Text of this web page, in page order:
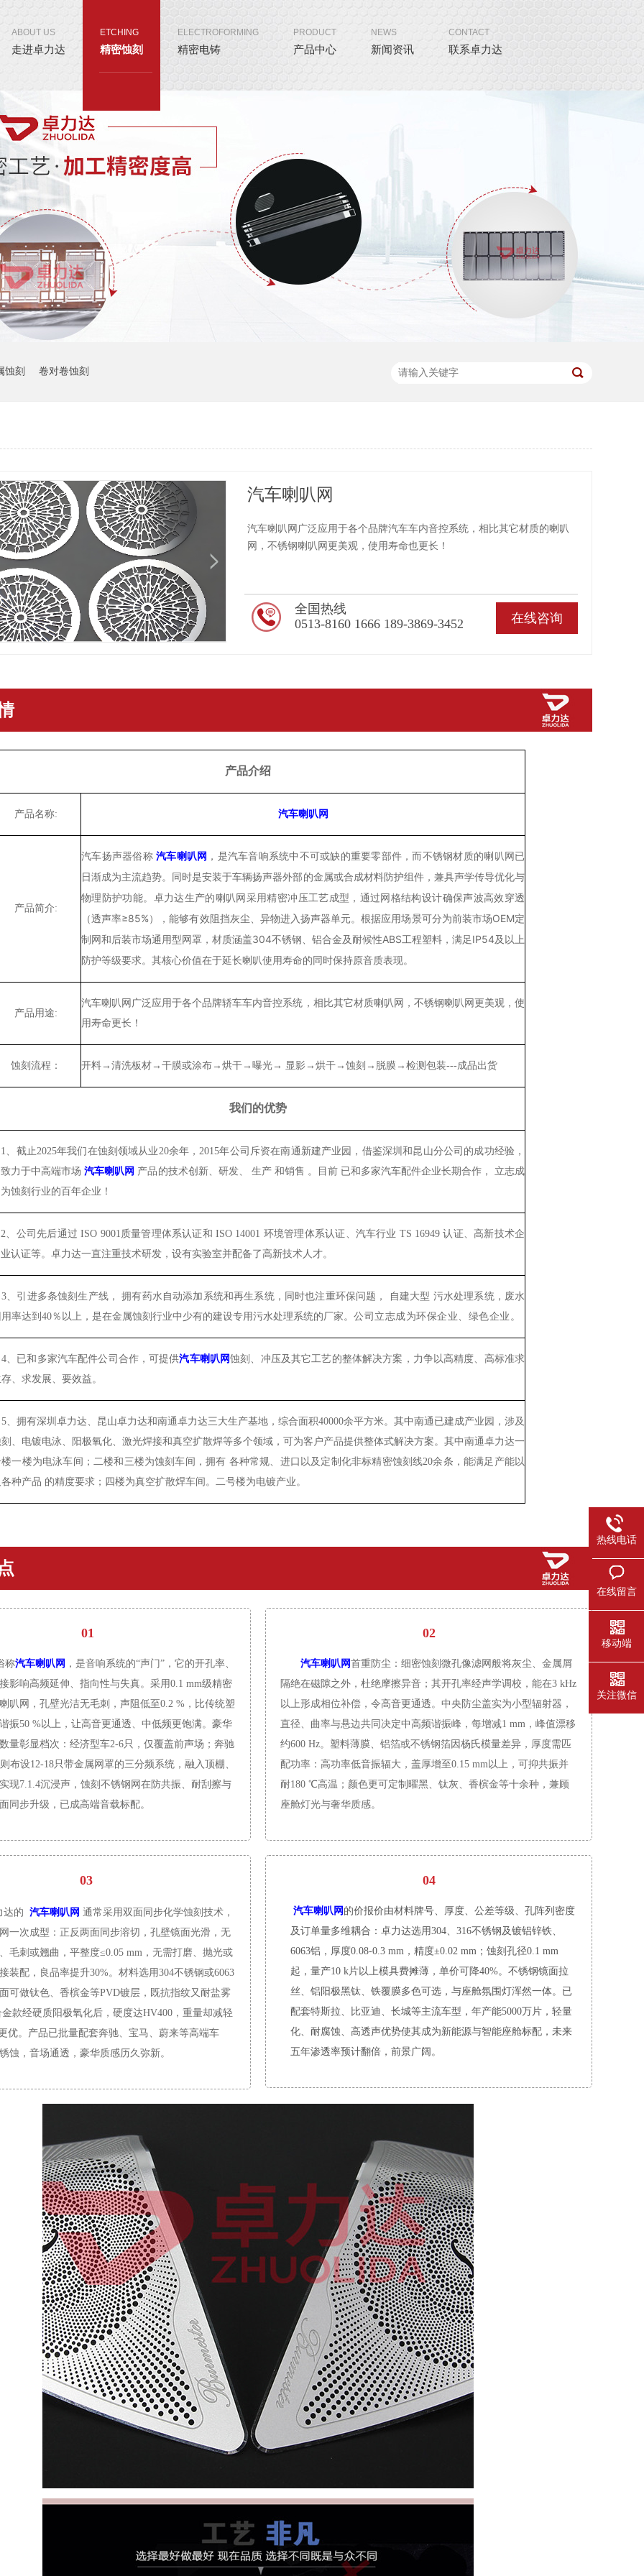
ABOUT US
走进卓力达
ETCHING
精密蚀刻
ELECTROFORMING
精密电铸
PRODUCT
产品中心
NEWS
新闻资讯
CONTACT
联系卓力达
蚀刻 卷对卷蚀刻
3/3
汽车喇叭网
汽车喇叭网广泛应用于各个品牌汽车车内音控系统，相比其它材质的喇叭
网，不锈钢喇叭网更美观，使用寿命也更长！
在线咨询
全国热线
0513-8160 1666 189-3869-3452
产品介绍
产品名称: 汽车喇叭网
产品简介:
汽车扬声器俗称 汽车喇叭网 ，是汽车音响系统中不可或缺的重要零部件，而不锈钢材质的喇叭网已
日渐成为主流趋势。 同时是安装于车辆扬声器外部的金属或合成材料防护组件，兼具声学传导优化与
物理防护功能。卓力达生产的喇叭网采用精密冲压工艺成型，通过网格结构设计确保声波高效穿透
（透声率≥85%），能够有效阻挡灰尘、异物进入扬声器单元。根据应用场景可分为前装市场OEM定
制网和后装市场通用型网罩，材质涵盖304不锈钢、铝合金及耐候性ABS工程塑料，满足IP54及以上
防护等级要求。其核心价值在于延长喇叭使用寿命的同时保持原音质表现。
产品用途:
汽车喇叭网广泛应用于各个品牌轿车车内音控系统， 相比其它材质喇叭网，不锈钢喇叭网更美观，使
用寿命更长！
蚀刻流程： 开料→清洗板材→干膜或涂布→烘干→曝光→ 显影→烘干→蚀刻→脱膜→检测包装---成品出货
我们的优势
1、 截止2025年我们在蚀刻领域从业20余年，2015年公司斥资在南通新建产业园，借鉴深圳和昆山分公司的成功经验，
致力于中高端市场 汽车喇叭网 产品的技术创新、研发、 生产 和销售 。目前 已和多家汽车配件企业长期合作，
立志成
为蚀刻行业的百年企业！
2、 公司先后通过 ISO 9001质量管理体系认证和 ISO 14001 环境管理体系认证、汽车行业 TS 16949 认证、高新技术企
业认证等。卓力达一直注重技术研发，设有实验室并配备了高新技术人才。
3、 引进多条蚀刻生产线， 拥有药水自动添加系统和再生系统，同时也注重环保问题， 自建大型 污水处理系统，废水
率达到40％以上，是在金属蚀刻行业中少有的建设专用污水处理系统的厂家。 公司立志成为环保企业、绿色企业。
4、已和多家汽车配件公司合作，可提供汽车喇叭网蚀刻、冲压及其它工艺的整体解决方案， 力争以高精度、高标准求
、求发展、要效益。
5、 拥有深圳卓力达、昆山卓力达和南通卓力达三大生产基地，综合面积40000余平方米。其中南通已建成产业园，涉及
、电镀电泳、阳极氧化、激光焊接和真空扩散焊等多个领域，可为客户产品提供整体式解决方案。其中南通卓力达一
一楼为电泳车间；二楼和三楼为蚀刻车间，拥有 各种常规、进口以及定制化非标精密蚀刻线20余条，能满足产能以
种产品 的精度要求；四楼为真空扩散焊车间。二号楼为电镀产业。
01
称汽车喇叭网 ，是音响系统的“声门”，它的开孔率、
影响高频延伸、指向性与失真。采用0.1 mm级精密
叭网，孔壁光洁无毛刺，声阻低至0.2 %，比传统塑
振50 %以上，让高音更通透、中低频更饱满。豪华
量彰显档次：经济型车2-6只，仅覆盖前声场；奔驰
布设12-18只带金属网罩的三分频系统，融入顶棚、
现7.1.4沉浸声，蚀刻不锈钢网在防共振、耐刮擦与
同步升级，已成高端音载标配。
02
汽车喇叭网首重防尘：细密蚀刻微孔像滤网般将灰尘、金属屑
隔绝在磁隙之外，杜绝摩擦异音；其开孔率经声学调校，能在3 kHz
以上形成相位补偿，令高音更通透。中央防尘盖实为小型辐射器，
直径、曲率与悬边共同决定中高频谐振峰，每增减1 mm，峰值漂移
约600 Hz。塑料薄膜、铝箔或不锈钢箔因杨氏模量差异，厚度需匹
配功率：高功率低音振辐大，盖厚增至0.15 mm以上，可抑共振并
耐180 ℃高温；颜色更可定制曜黑、钛灰、香槟金等十余种，兼顾
座舱灯光与奢华质感。
03
达的 汽车喇叭网 通常采用双面同步化学蚀刻技术，
一次成型：正反两面同步溶切，孔壁镜面光滑，无
毛刺或翘曲，平整度≤0.05 mm，无需打磨、抛光或
装配，良品率提升30%。材料选用304不锈钢或6063
可做钛色、香槟金等PVD镀层，既抗指纹又耐盐雾
金款经硬质阳极氧化后，硬度达HV400，重量却减轻
优。产品已批量配套奔驰、宝马、蔚来等高端车
蚀，音场通透，豪华质感历久弥新。
04
汽车喇叭网 的价报价由材料牌号、厚度、公差等级、孔阵列密度
及订单量多维耦合：卓力达选用304、316不锈钢及镀铝锌铁、
6063铝，厚度0.08-0.3 mm，精度±0.02 mm；蚀刻孔径0.1 mm
起，量产10 k片以上模具费摊薄，单价可降40%。不锈钢镜面拉
丝、铝阳极黑钛、铁覆膜多色可选，与座舱氛围灯浑然一体。已
配套特斯拉、比亚迪、长城等主流车型，年产能5000万片，轻量
化、耐腐蚀、高透声优势使其成为新能源与智能座舱标配，未来
五年渗透率预计翻倍，前景广阔。
热线电话
在线留言
移动端
关注微信